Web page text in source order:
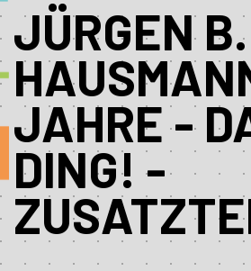
JÜRGEN B.
JAHRE -
DING! -